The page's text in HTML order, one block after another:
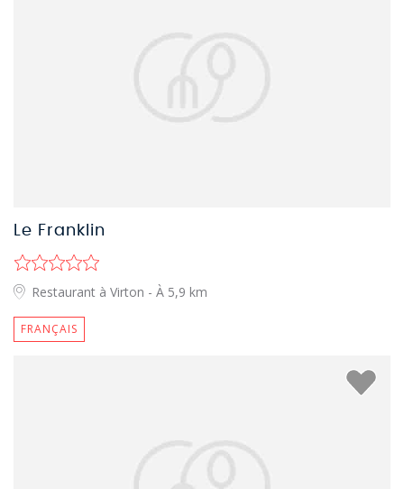
Le Franklin
Restaurant à Virton - À 5,9 km
FRANÇAIS